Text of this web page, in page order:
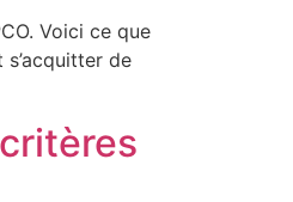
Voici ce que
de